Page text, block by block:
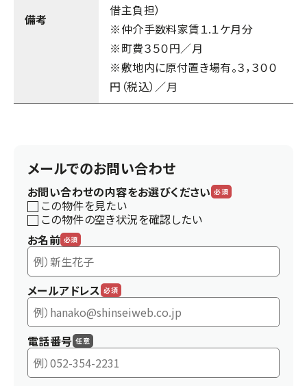
備考
借主負担）
※仲介手数料家賃１.１ケ月分
※町費３５０円／月
※敷地内に原付置き場有。３，３００
円（税込）／月
メールでのお問い合わせ
お問い合わせの内容をお選びください 必須
この物件を見たい
この物件の空き状況を確認したい
お名前 必須
メールアドレス 必須
電話番号 任意